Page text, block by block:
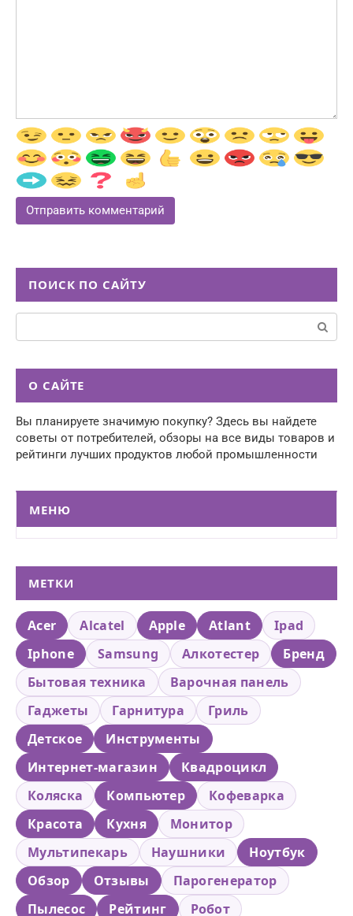
ПОИСК ПО САЙТУ
Поиск:
О САЙТЕ
Вы планируете значимую покупку? Здесь вы найдете
советы от потребителей, обзоры на все виды товаров и
рейтинги лучших продуктов любой промышленности
МЕНЮ
МЕТКИ
Acer Alcatel Apple Atlant
Ipad
Iphone
Samsung Алкотестер
Бренд
Бытовая техника
Варочная панель
Гаджеты
Гарнитура
Гриль
Детское
Инструменты
Интернет-магазин
Квадроцикл
Коляска
Компьютер
Кофеварка
Красота
Кухня
Монитор
Мультипекарь
Наушники
Ноутбук
Обзор
Отзывы
Парогенератор
Пылесос
Рейтинг
Робот